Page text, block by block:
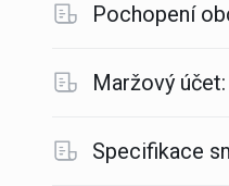
Pochopení
Maržový
Specifikace